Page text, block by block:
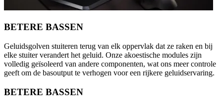
BETERE BASSEN
Geluidsgolven stuiteren terug van elk oppervlak dat ze raken en bij
elke stuiter verandert het geluid. Onze akoestische modules zijn
volledig geïsoleerd van andere componenten, wat ons meer controle
geeft om de basoutput te verhogen voor een rijkere geluidservaring.
BETERE BASSEN